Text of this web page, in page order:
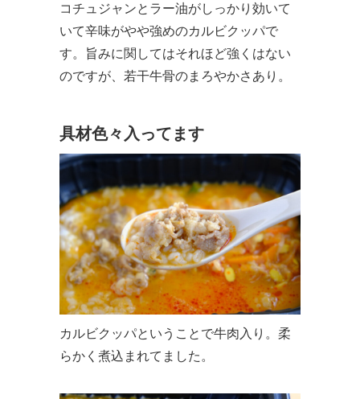
コチュジャンとラー油がしっかり効いて
いて辛味がやや強めのカルビクッパで
す。旨みに関してはそれほど強くはない
のですが、若干牛骨のまろやかさあり。
具材色々入ってます
カルビクッパということで牛肉入り。柔
らかく煮込まれてました。